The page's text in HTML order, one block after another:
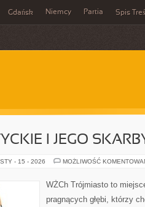
Gdańsk Niemcy Partia Spis
I JEGO
STY - 15 - 2026 MOŻLIWOŚĆ
WŻCh Trójmiasto to
pragnących głębi, którzy